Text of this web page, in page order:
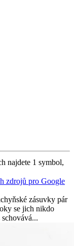
najdete 1 symbol,
zdrojů pro Google
zásuvky pár
se jich nikdo